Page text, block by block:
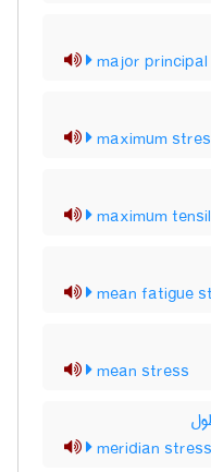
major
maximum
maximum
mean fatigue
mean stress
meridian stress